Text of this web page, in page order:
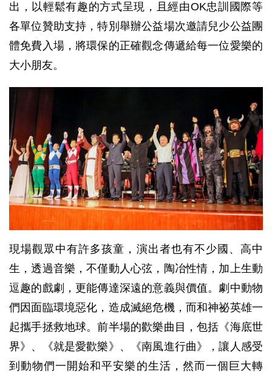
出，以輕鬆有趣的方式呈現，且經由OK忠訓國際等
各單位贊助支持，特別舉辦公益場次邀請兒少公益團
體免費入場，將環保的正確觀念傳遞給每一位愛樂的
大小朋友。
現場觀眾中有許多孩童，演出者也有不少國、高中
生，透過音樂，不僅動人心弦，陶冶性情，加上生動
逗趣的戲劇，更能傳達深遠的意義與價值。劇中動物
們因面臨環境惡化，造成滅絕危機，而和神祕英雄一
起攜手拯救地球。前半場的歡樂曲目，包括《海底世
界》、《就是愛歡樂》、《南風進行曲》，讓人感受
到動物們一開始和平安樂的生活，然而一個巨大轉